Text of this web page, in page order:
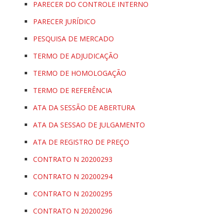
PARECER DO CONTROLE INTERNO
PARECER JURÍDICO
PESQUISA DE MERCADO
TERMO DE ADJUDICAÇÃO
TERMO DE HOMOLOGAÇÃO
TERMO DE REFERÊNCIA
ATA DA SESSÃO DE ABERTURA
ATA DA SESSAO DE JULGAMENTO
ATA DE REGISTRO DE PREÇO
CONTRATO N 20200293
CONTRATO N 20200294
CONTRATO N 20200295
CONTRATO N 20200296